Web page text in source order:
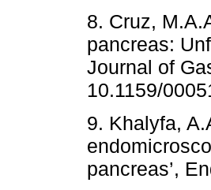
8. Cruz,
pancreas:
Journal of
10.1159/
9. Khalyfa,
pancreas’,